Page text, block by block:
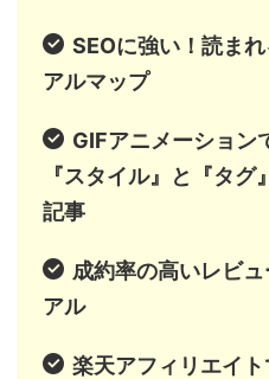
SEOに強い！読ま
アルマップ
GIFアニメーション
『スタイル』と『タ
記事
成約率の高いレビ
アル
楽天アフィリエイ